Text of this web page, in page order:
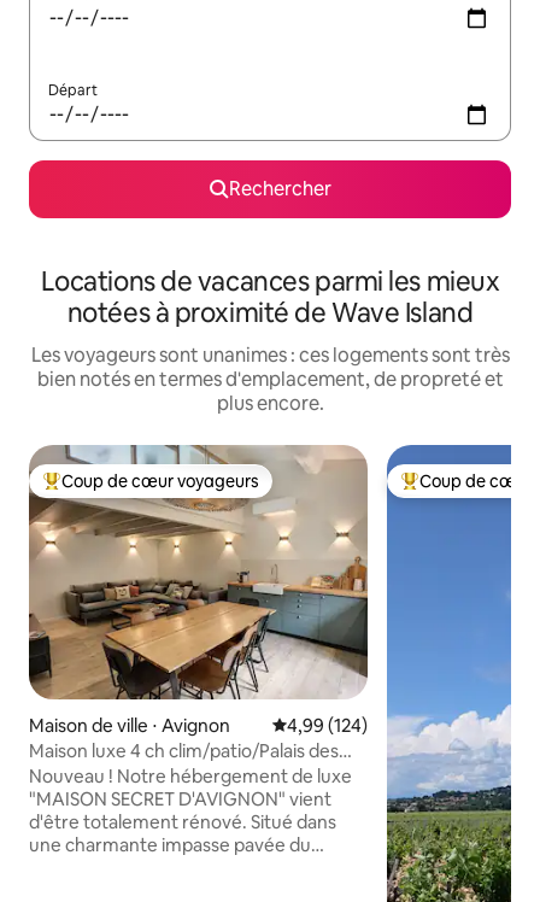
Départ
Rechercher
Locations de vacances parmi les mieux
notées à proximité de Wave Island
Les voyageurs sont unanimes : ces logements sont très
bien notés en termes d'emplacement, de propreté et
plus encore.
Coups de cœur voyageurs les plus appréciés
Coup de cœur voyageurs
Maison de ville ⋅ Avignon Évaluation moyenne sur la
4,99 (124)
Maison luxe 4 ch clim/patio/Palais des
Papes 10min
Nouveau ! Notre hébergement de luxe
"MAISON SECRET D'AVIGNON" vient
d'être totalement rénové. Situé dans
une charmante impasse pavée du
Coups de cœur
Coup de cœur